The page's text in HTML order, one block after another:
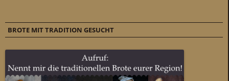
BROTE MIT TRADITION GESUCHT